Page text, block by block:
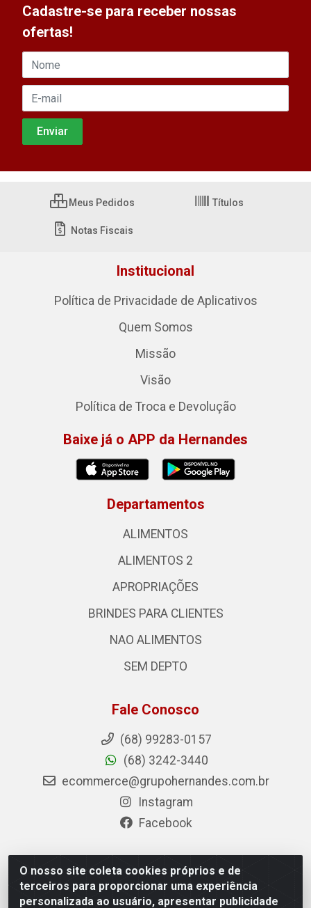
O nosso site coleta cookies próprios e de
terceiros para proporcionar uma experiência
personalizada ao usuário, apresentar publicidade
Cadastre-se para receber nossas
ofertas!
Meus Pedidos Títulos
Notas Fiscais
Institucional
Política de Privacidade de Aplicativos
Quem Somos
Missão
Visão
Política de Troca e Devolução
Baixe já o APP da Hernandes
Departamentos
ALIMENTOS
ALIMENTOS 2
APROPRIAÇÕES
BRINDES PARA CLIENTES
NAO ALIMENTOS
SEM DEPTO
Fale Conosco
(68) 99283-0157
(68) 3242-3440
ecommerce@grupohernandes.com.br
Instagram
Facebook
Hernandes - Atacado e Distribuições - Rodovia
Transacreana, 2155 - Floresta Sul, Rio Branco/AC - CEP